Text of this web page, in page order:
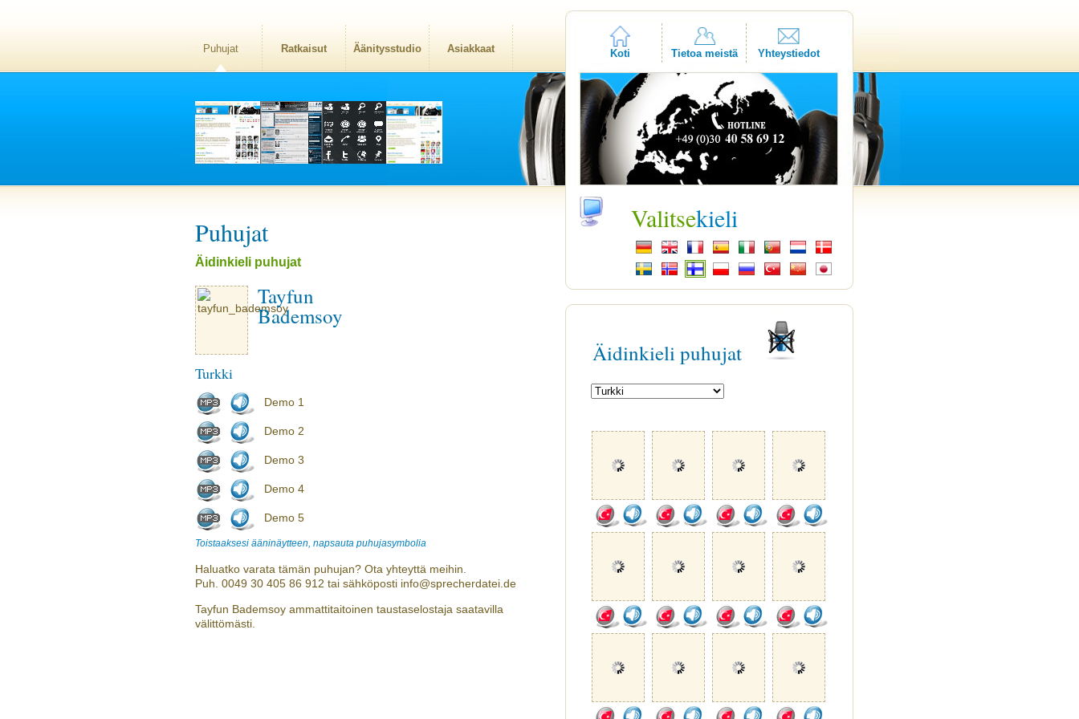
Puhujat Ratkaisut Äänitysstudio Asiakkaat Koti Tietoa meistä Yhteystiedot
Puhujat
Äidinkieli puhujat
Tayfun
Bademsoy
Turkki
Demo 1
Demo 2
Demo 3
Demo 4
Demo 5
Toistaaksesi ääninäytteen, napsauta puhujasymbolia
Haluatko varata tämän puhujan? Ota yhteyttä meihin.
Puh. 0049 30 405 86 912 tai sähköposti info@sprecherdatei.de
Tayfun Bademsoy ammattitaitoinen taustaselostaja saatavilla
välittömästi.
Valitsekieli
Äidinkieli puhujat